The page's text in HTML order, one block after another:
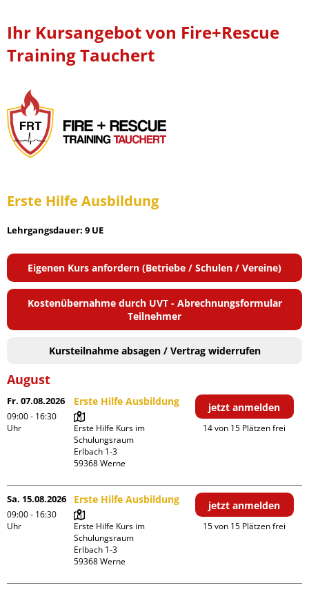
Ihr Kursangebot von Fire+Rescue
Training Tauchert
Erste Hilfe Ausbildung
Lehrgangsdauer: 9 UE
Eigenen Kurs anfordern (Betriebe / Schulen / Vereine)
Kostenübernahme durch UVT - Abrechnungsformular
Teilnehmer
Kursteilnahme absagen / Vertrag widerrufen
August
Fr. 07.08.2026
09:00 - 16:30
Uhr
Erste Hilfe Ausbildung
Erste Hilfe Kurs im
Schulungsraum
Erlbach 1-3
jetzt anmelden
14 von 15 Plätzen frei
Sa. 15.08.2026
09:00 - 16:30
Uhr
Erste Hilfe Ausbildung
Erste Hilfe Kurs im
Schulungsraum
Erlbach 1-3
jetzt anmelden
15 von 15 Plätzen frei